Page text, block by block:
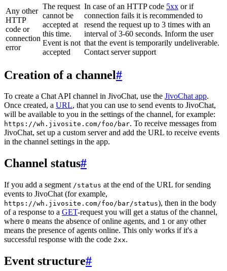
Any other
HTTP
code or
connection
error
The request
cannot be
accepted at
this time.
Event is not
accepted
In case of an HTTP code 5xx or if
connection fails it is recommended to
resend the request up to 3 times with an
interval of 3-60 seconds. Inform the user
that the event is temporarily undeliverable.
Contact server support
Creation of a channel#
To create a Chat API channel in JivoChat, use the JivoChat app.
Once created, a URL, that you can use to send events to JivoChat,
will be available to you in the settings of the channel, for example:
https://wh.jivosite.com/foo/bar. To receive messages from
JivoChat, set up a custom server and add the URL to receive events
in the channel settings in the app.
Channel status#
If you add a segment /status at the end of the URL for sending
events to JivoChat (for example,
https://wh.jivosite.com/foo/bar/status), then in the body
of a response to a GET-request you will get a status of the channel,
where 0 means the absence of online agents, and 1 or any other
means the presence of agents online. This only works if it's a
successful response with the code 2xx.
Event structure#